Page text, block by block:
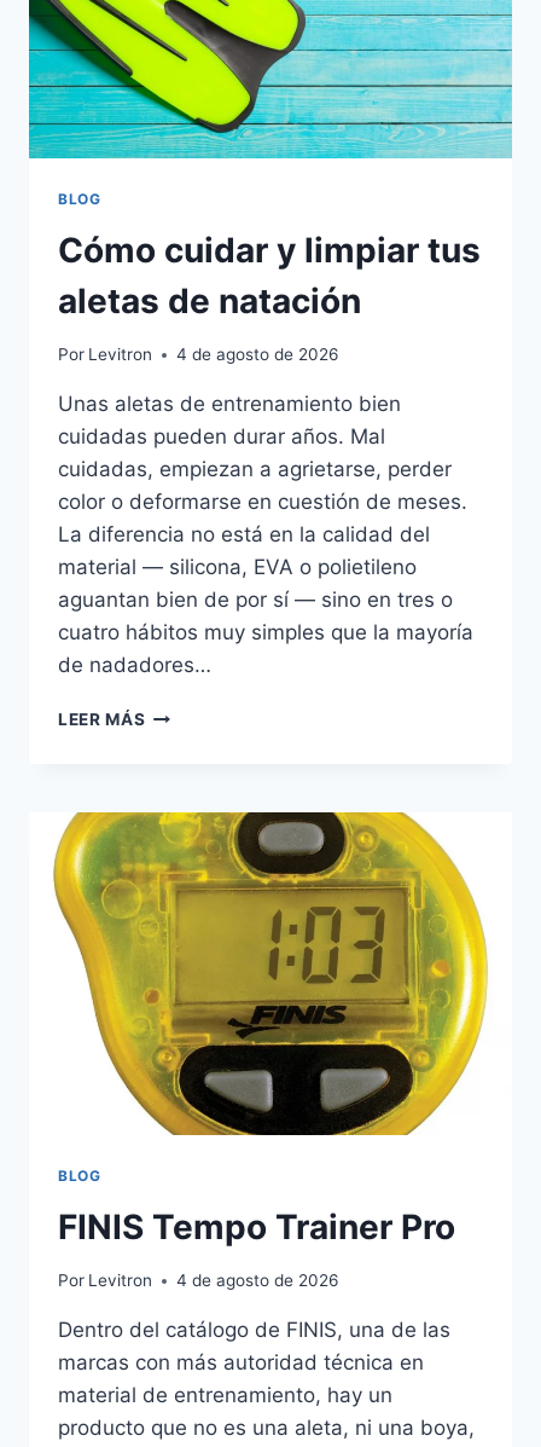
BLOG
Cómo cuidar y limpiar tus
aletas de natación
Por Levitron 4 de agosto de 2026
Unas aletas de entrenamiento bien
cuidadas pueden durar años. Mal
cuidadas, empiezan a agrietarse, perder
color o deformarse en cuestión de meses.
La diferencia no está en la calidad del
material — silicona, EVA o polietileno
aguantan bien de por sí — sino en tres o
cuatro hábitos muy simples que la mayoría
de nadadores…
LEER MÁS CÓMO
TUS
ALETAS
DE
NATACIÓN
BLOG
FINIS Tempo Trainer Pro
Por Levitron 4 de agosto de 2026
Dentro del catálogo de FINIS, una de las
marcas con más autoridad técnica en
material de entrenamiento, hay un
producto que no es una aleta, ni una boya,